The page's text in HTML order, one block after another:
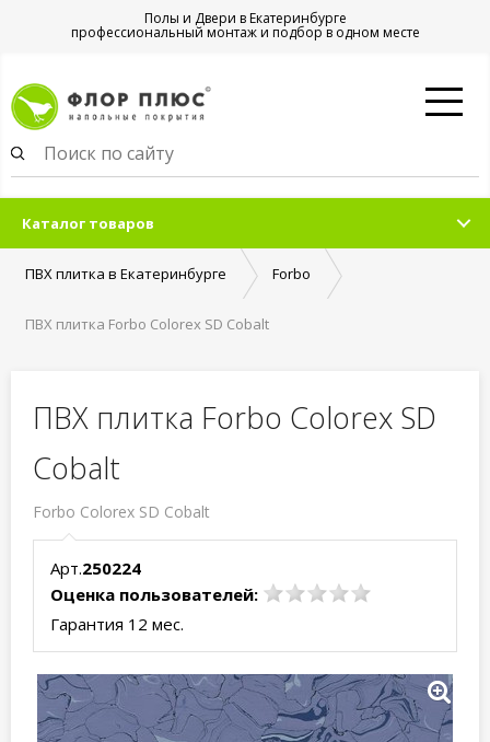
Полы и Двери в Екатеринбурге
профессиональный монтаж и подбор в одном месте
Каталог товаров
ПВХ плитка в Екатеринбурге Forbo
ПВХ плитка Forbo Colorex SD Cobalt
ПВХ плитка Forbo Colorex SD
Cobalt
Forbo Colorex SD Cobalt
Арт.250224
Оценка пользователей:
Гарантия 12 мес.